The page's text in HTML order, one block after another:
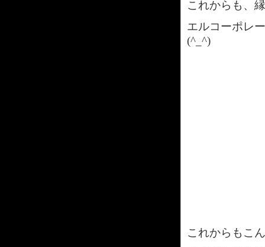
これからも、
エルコーポレ
(^_^)
これからもこ